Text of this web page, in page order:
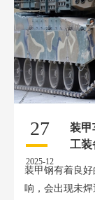
27
2025-12
装甲
工装
装甲钢有着良
响，会出现未